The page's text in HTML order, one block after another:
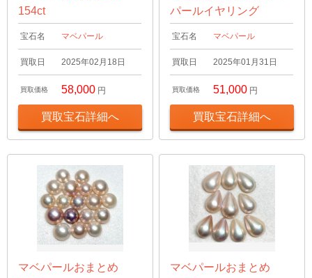
154ct
宝石名 マベパール
買取日 2025年02月18日
買取価格 58,000 円
買取宝石詳細へ
パールイヤリング
宝石名 マベパール
買取日 2025年01月31日
買取価格 51,000 円
買取宝石詳細へ
マベパールおまとめ
マベパールおまとめ